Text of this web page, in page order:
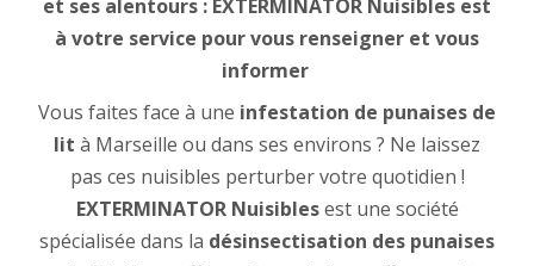
et ses alentours : EXTERMINATOR Nuisibles est
à votre service pour vous renseigner et vous
informer
Vous faites face à une infestation de punaises de
lit à Marseille ou dans ses environs ? Ne laissez
pas ces nuisibles perturber votre quotidien !
EXTERMINATOR Nuisiblesest une société
spécialisée dans la désinsectisation des punaises